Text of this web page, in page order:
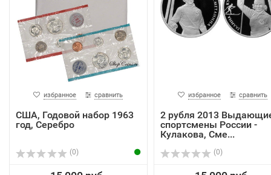
избранное сравнить
США, Годовой набор 1963
год, Серебро
(0)
избранное сравнить
2 рубля 2013
спортсмены России -
Кулакова, Сме...
(0)